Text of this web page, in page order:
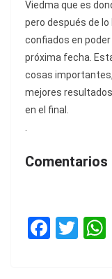
Viedma que es
pero después de
confiados en
próxima fecha.
cosas
mejores
en el final.
.
Comentarios
F T